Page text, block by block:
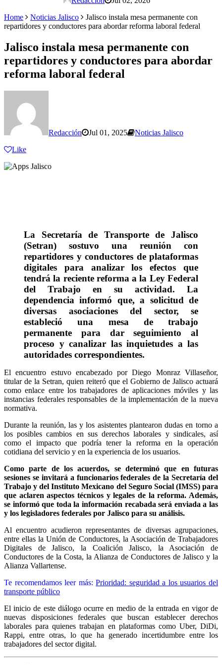
Home
Noticias Jalisco
Jalisco instala mesa permanente con
repartidores y conductores para abordar reforma laboral federal
Jalisco instala mesa permanente con
repartidores y conductores para abordar
reforma laboral federal
Redacción Jul 01, 2025
Noticias Jalisco
Like
La Secretaría de Transporte de Jalisco
(Setran) sostuvo una reunión con
repartidores y conductores de plataformas
digitales para analizar los efectos que
tendrá la reciente reforma a la Ley Federal
del Trabajo en su actividad. La
dependencia informó que, a solicitud de
diversas asociaciones del sector, se
estableció una mesa de trabajo
permanente para dar seguimiento al
proceso y canalizar las inquietudes a las
autoridades correspondientes.
El encuentro estuvo encabezado por Diego Monraz Villaseñor,
titular de la Setran, quien reiteró que el Gobierno de Jalisco actuará
como enlace entre los trabajadores de aplicaciones móviles y las
instancias federales responsables de la implementación de la nueva
normativa.
Durante la reunión, las y los asistentes plantearon dudas en torno a
los posibles cambios en sus derechos laborales y sindicales, así
como el impacto que podría tener la reforma en la operación
cotidiana del servicio y en la experiencia de los usuarios.
Como parte de los acuerdos, se determinó que en futuras
sesiones se invitará a funcionarios federales de la Secretaría del
Trabajo y del Instituto Mexicano del Seguro Social (IMSS) para
que aclaren aspectos técnicos y legales de la reforma. Además,
se informó que toda la información recabada será enviada a las
y los legisladores federales por Jalisco para su análisis.
Al encuentro acudieron representantes de diversas agrupaciones,
entre ellas la Unión de Conductores, la Asociación de Trabajadores
Digitales de Jalisco, la Coalición Jalisco, la Asociación de
Conductores de la Costa, la Alianza de Conductores de Jalisco y la
Alianza Vallartense.
Te recomendamos leer más:Prioridad: seguridad a los usuarios del
transporte público
El inicio de este diálogo ocurre en medio de la entrada en vigor de
nuevas disposiciones federales que buscan establecer derechos
laborales para quienes trabajan en plataformas como Uber, DiDi,
Rappi, entre otras, lo que ha generado incertidumbre entre los
trabajadores del sector digital.